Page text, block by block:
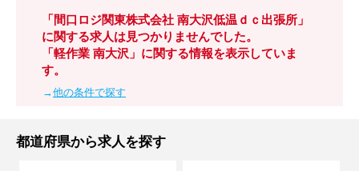
「間口ロジ関東株式会社 南大沢低温ｄｃ出張所」
に関する求人は見つかりませんでした。
「軽作業 南大沢」に関する情報を表示していま
す。
→他の条件で探す
都道府県から求人を探す